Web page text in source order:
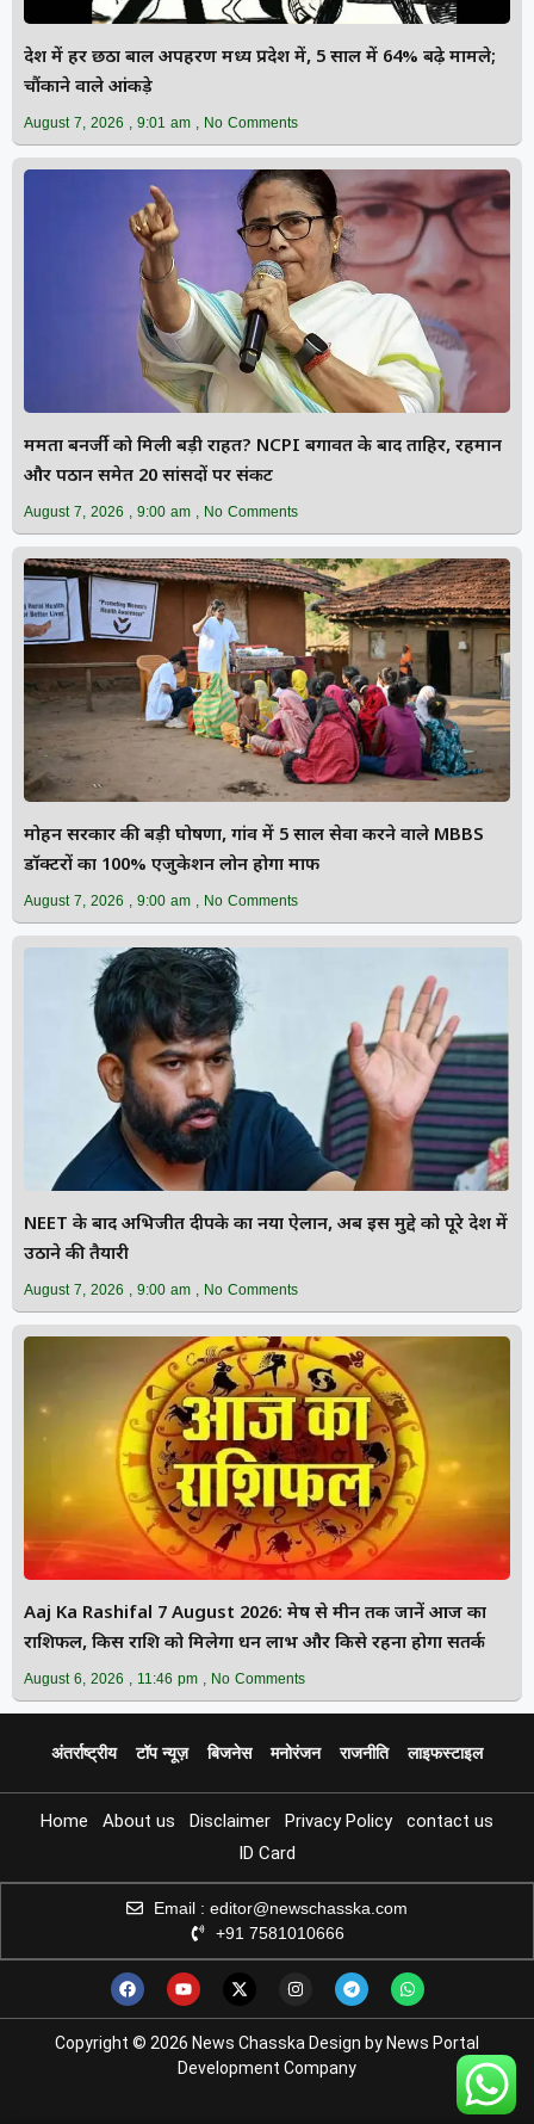
देश में हर छठा बाल अपहरण मध्य प्रदेश में, 5 साल में 64% बढ़े मामले;
चौंकाने वाले आंकड़े
August 7, 2026 9:01 am No Comments
ममता बनर्जी को मिली बड़ी राहत? NCPI बगावत के बाद ताहिर, रहमान
और पठान समेत 20 सांसदों पर संकट
August 7, 2026 9:00 am No Comments
मोहन सरकार की बड़ी घोषणा, गांव में 5 साल सेवा करने वाले MBBS
डॉक्टरों का 100% एजुकेशन लोन होगा माफ
August 7, 2026 9:00 am No Comments
NEET के बाद अभिजीत दीपके का नया ऐलान, अब इस मुद्दे को पूरे देश में
उठाने की तैयारी
August 7, 2026 9:00 am No Comments
Aaj Ka Rashifal 7 August 2026: मेष से मीन तक जानें आज का
राशिफल, किस राशि को मिलेगा धन लाभ और किसे रहना होगा सतर्क
August 6, 2026 11:46 pm No Comments
अंतर्राष्ट्रीय टॉप न्यूज़ बिजनेस मनोरंजन राजनीति लाइफस्टाइल
Home About us Disclaimer Privacy Policy
contact us
ID Card
Email : editor@newschasska.com
+91 7581010666
Copyright © 2026 News Chasska Design by News Portal
Development Company